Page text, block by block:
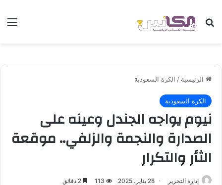
بحث عن
الرئيسية / الكرة السعودية
الكرة السعودية
نيوم يواجه الجندل وعينه على
الصدارة والنجمة والزلفي.. موقعة
الثأر والتكرار
إدارة التحرير 28 يناير، 2025 113